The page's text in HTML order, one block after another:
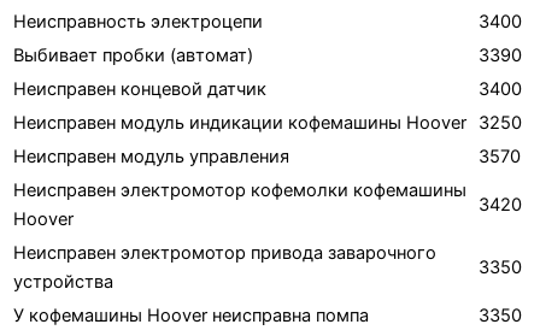
Неисправность электроцепи
3400
Выбивает пробки (автомат)
3390
Неисправен концевой датчик
3400
Неисправен модуль индикации кофемашины Hoover
3250
Неисправен модуль управления
3570
Неисправен электромотор кофемолки кофемашины
Hoover
3420
Неисправен электромотор привода заварочного
устройства
3350
У кофемашины Hoover неисправна помпа 3350